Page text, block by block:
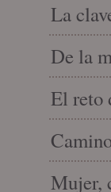
La
De la
El reto
Mujer,